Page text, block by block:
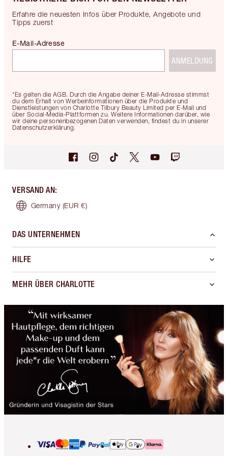
Erfahre die neuesten Infos über Produkte, Angebote und
Tipps zuerst
*Es gelten die AGB. Durch die Angabe deiner E-Mail-Adresse stimmst
du dem Erhalt von Werbeinformationen über die Produkte und
Dienstleistungen von Charlotte Tilbury Beauty Limited per E-Mail und
über Social-Media-Plattformen zu. Weitere Informationen darüber, wie
wir deine personenbezogenen Daten verwenden, findest du in unserer
Datenschutzerklärung.
E-Mail-Adresse
ANMELDUNG
VERSAND AN:
Germany (EUR €)
DAS UNTERNEHMEN
HILFE
MEHR ÜBER CHARLOTTE